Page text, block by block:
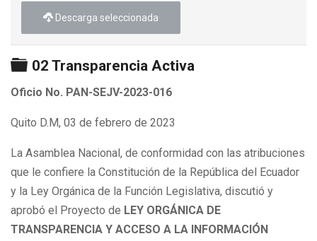
Descarga seleccionada
Carpeta
02 Transparencia Activa
Oficio No. PAN-SEJV-2023-016
Quito D.M, 03 de febrero de 2023
La Asamblea Nacional, de conformidad con las atribuciones
que le confiere la Constitución de la República del Ecuador
y la Ley Orgánica de la Función Legislativa, discutió y
aprobó el Proyecto de LEY ORGÁNICA DE
TRANSPARENCIA Y ACCESO A LA INFORMACIÓN